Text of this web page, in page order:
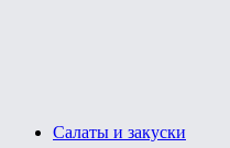
Салаты и закуски